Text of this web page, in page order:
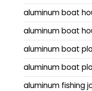
aluminum boat
aluminum boat
aluminum boat
aluminum boat
aluminum fishing